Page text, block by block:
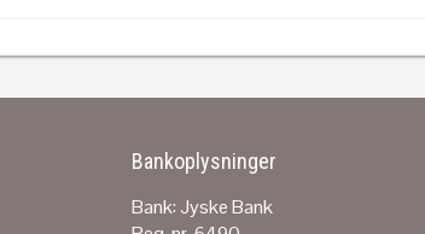
Bankoplysninger
Bank: Jyske Bank